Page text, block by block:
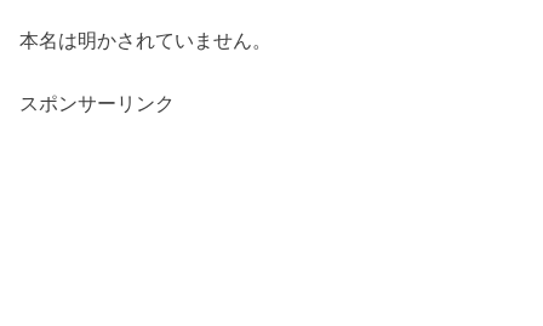
本名は明かされていません。
スポンサーリンク